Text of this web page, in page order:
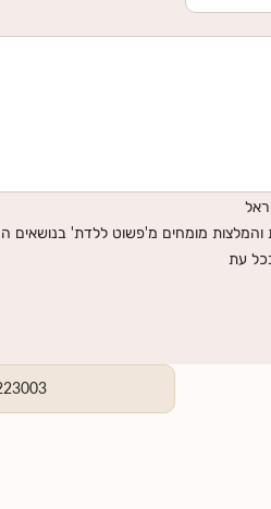
מומחים מ'פשוט ללדת' בנושאים
עת